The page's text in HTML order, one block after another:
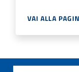
VAI ALLA